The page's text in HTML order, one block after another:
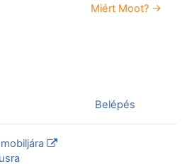
Miért Moot? →
Belépés